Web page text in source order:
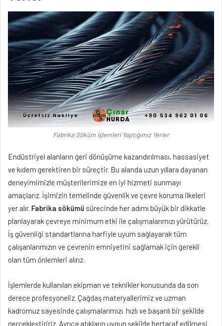
Fabrika Söküm İşlemleri Yaptığımız Yerler
Endüstriyel alanların geri dönüşüme kazandırılması, hassasiyet
ve kıdem gerektiren bir süreçtir. Bu alanda uzun yıllara dayanan
deneyimimizle müşterilerimize en iyi hizmeti sunmayı
amaçlarız. İşimizin temelinde güvenlik ve çevre koruma ilkeleri
yer alır. Fabrika sökümü sürecinde her adımı büyük bir dikkatle
planlayarak çevreye minimum etki ile çalışmalarımızı yürütürüz.
İş güvenliği standartlarına harfiyle uyum sağlayarak tüm
çalışanlarımızın ve çevrenin emniyetini sağlamak için gerekli
olan tüm önlemleri alırız.
İşlemlerde kullanılan ekipman ve teknikler konusunda da son
derece profesyoneliz. Çağdaş materyallerimiz ve uzman
kadromuz sayesinde çalışmalarımızı hızlı ve başarılı bir şekilde
gerçekleştiririz. Ayrıca atıkların uygun şekilde bertaraf edilmesi